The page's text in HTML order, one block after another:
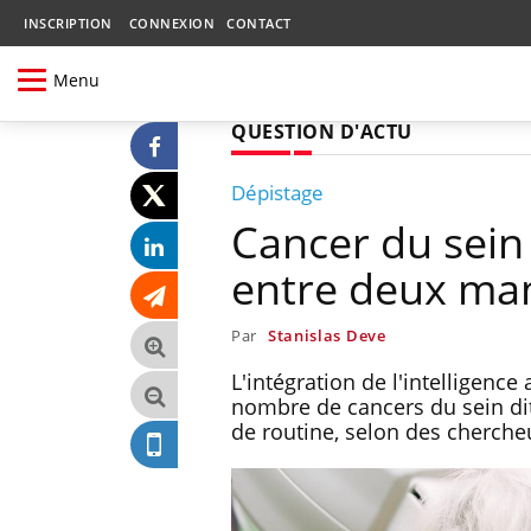
INSCRIPTION CONNEXION CONTACT
Menu
QUESTION D'ACTU
Dépistage
Cancer du
entre deux
Par Stanislas Deve
L'intégration de l'intelligence
nombre de cancers du sein
de routine, selon des